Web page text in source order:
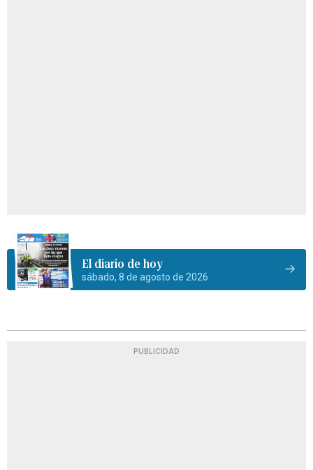
El diario de hoy
sábado, 8 de agosto de 2026
PUBLICIDAD